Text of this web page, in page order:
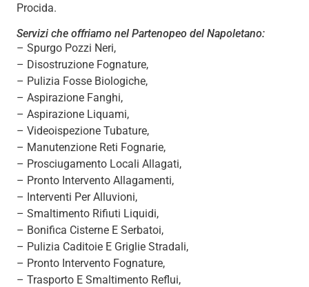
Procida.
Servizi che offriamo nel Partenopeo del Napoletano:
– Spurgo Pozzi Neri,
– Disostruzione Fognature,
– Pulizia Fosse Biologiche,
– Aspirazione Fanghi,
– Aspirazione Liquami,
– Videoispezione Tubature,
– Manutenzione Reti Fognarie,
– Prosciugamento Locali Allagati,
– Pronto Intervento Allagamenti,
– Interventi Per Alluvioni,
– Smaltimento Rifiuti Liquidi,
– Bonifica Cisterne E Serbatoi,
– Pulizia Caditoie E Griglie Stradali,
– Pronto Intervento Fognature,
– Trasporto E Smaltimento Reflui,